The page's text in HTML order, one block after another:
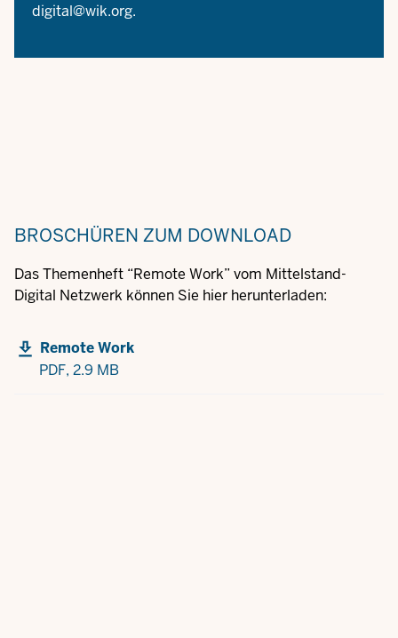
digital@wik.org.
BROSCHÜREN ZUM DOWNLOAD
Das Themenheft “Remote Work” vom Mittelstand-
Digital Netzwerk können Sie hier herunterladen:
Remote Work
PDF, 2.9 MB